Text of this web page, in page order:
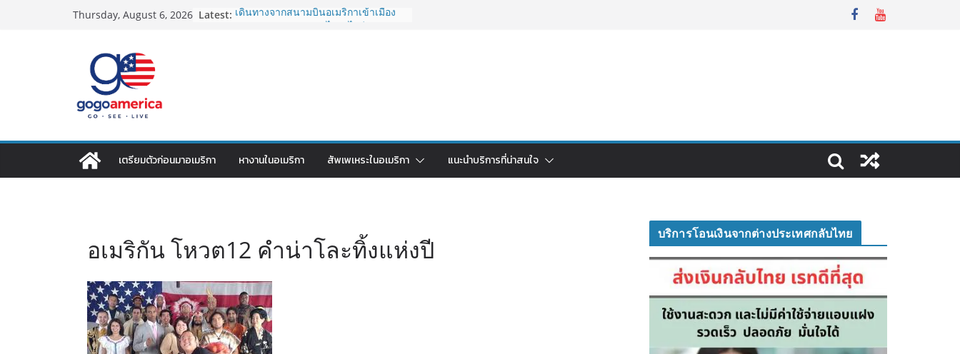
Thursday, August 6, 2026 Latest: เดินทางจากสนามบินอเมริกาเข้าเมือง
ประหยัดและคุ้มที่สุดในปี 2026?
VPN สำหรับใช้ในอเมริกา 2026: ตัว
เตรียมตัวก่อนมาอเมริกา หางานในอเมริกา สัพเพเหระในอเมริกา แนะนำบริการที่น่าสนใจ
อเมริกัน โหวต12 คำน่าโละทิ้งแห่งปี
บริการโอนเงินจากต่างประเทศกลับไทย